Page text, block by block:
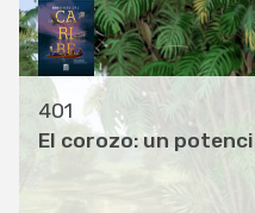
401
El corozo: un